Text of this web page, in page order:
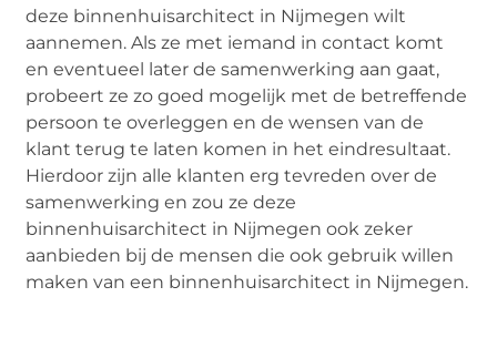
deze binnenhuisarchitect in Nijmegen wilt
aannemen. Als ze met iemand in contact komt
en eventueel later de samenwerking aan gaat,
probeert ze zo goed mogelijk met de betreffende
persoon te overleggen en de wensen van de
klant terug te laten komen in het eindresultaat.
Hierdoor zijn alle klanten erg tevreden over de
samenwerking en zou ze deze
binnenhuisarchitect in Nijmegen ook zeker
aanbieden bij de mensen die ook gebruik willen
maken van een binnenhuisarchitect in Nijmegen.